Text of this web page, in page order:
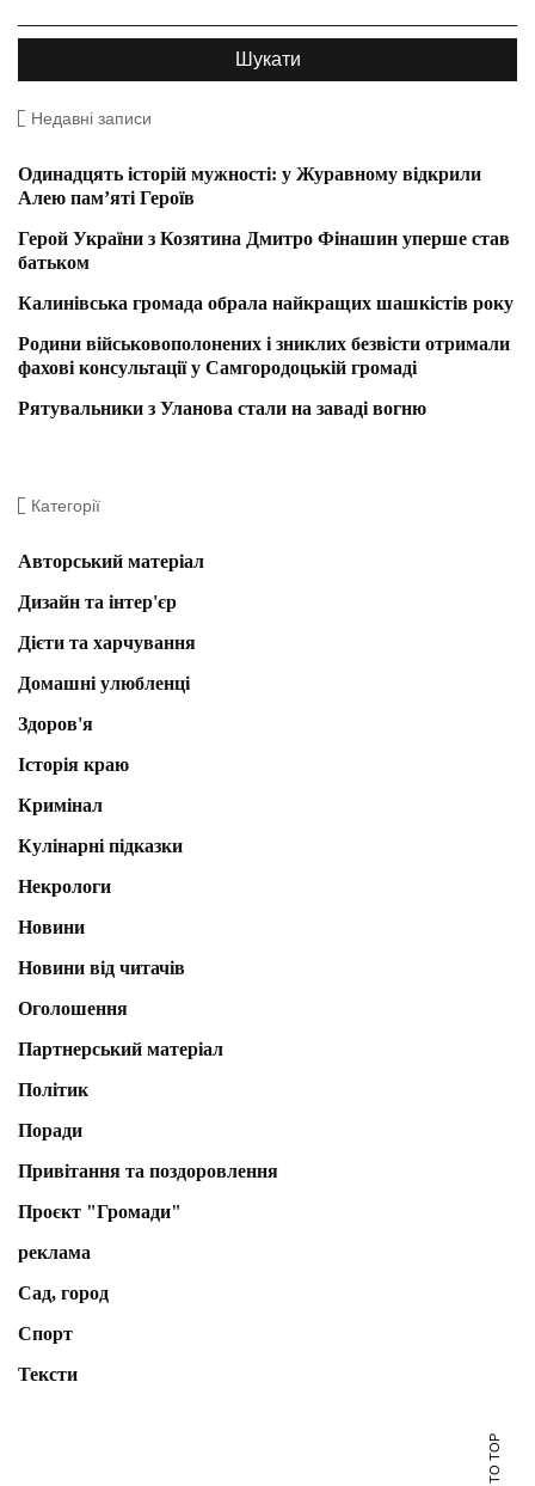
Недавні записи
Одинадцять історій мужності: у Журавному відкрили
Алею пам’яті Героїв
Герой України з Козятина Дмитро Фінашин уперше став
батьком
Калинівська громада обрала найкращих шашкістів року
Родини військовополонених і зниклих безвісти отримали
фахові консультації у Самгородоцькій громаді
Рятувальники з Уланова стали на заваді вогню
Категорії
Авторський матеріал
Дизайн та інтер'єр
Дієти та харчування
Домашні улюбленці
Здоров'я
Історія краю
Кримінал
Кулінарні підказки
Некрологи
Новини
Новини від читачів
Оголошення
Партнерський матеріал
Політик
Поради
Привітання та поздоровлення
Проєкт "Громади"
реклама
Сад, город
Спорт
Тексти